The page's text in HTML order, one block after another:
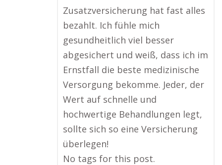
Zusatzversicherung hat fast alles
bezahlt. Ich fühle mich
gesundheitlich viel besser
abgesichert und weiß, dass ich im
Ernstfall die beste medizinische
Versorgung bekomme. Jeder, der
Wert auf schnelle und
hochwertige Behandlungen legt,
sollte sich so eine Versicherung
überlegen!
No tags for this post.